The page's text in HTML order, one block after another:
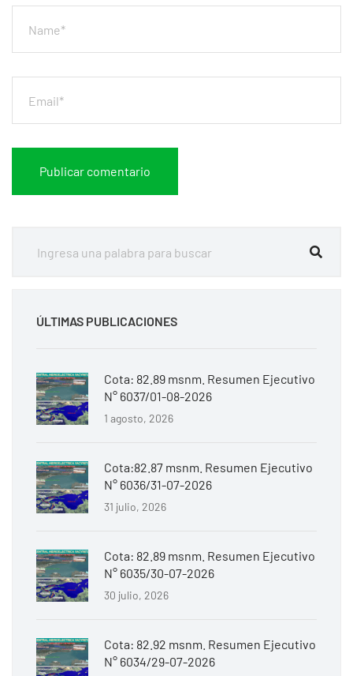
ÚLTIMAS PUBLICACIONES
Cota: 82.89 msnm. Resumen Ejecutivo
N° 6037/01-08-2026
1 agosto, 2026
Cota:82.87 msnm. Resumen Ejecutivo
N° 6036/31-07-2026
31 julio, 2026
Cota: 82.89 msnm. Resumen Ejecutivo
N° 6035/30-07-2026
30 julio, 2026
Cota: 82.92 msnm. Resumen Ejecutivo
N° 6034/29-07-2026